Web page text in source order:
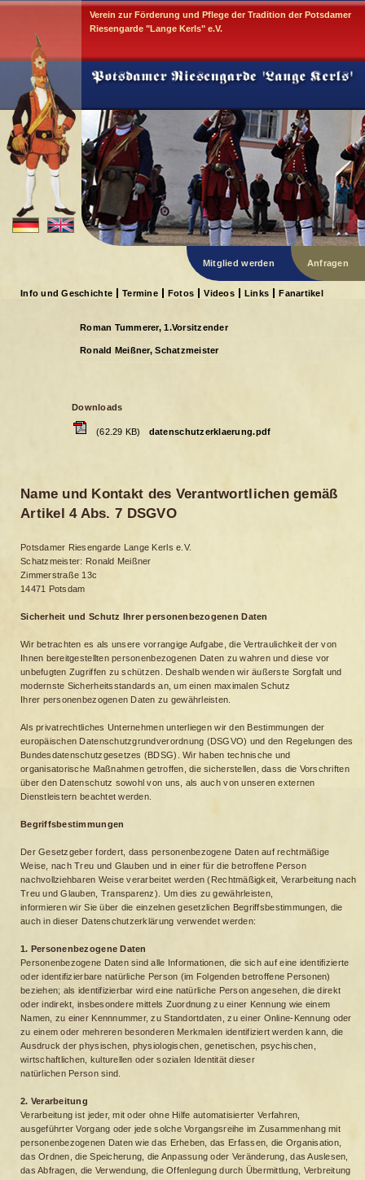
Verein zur Förderung und Pflege der Tradition der Potsdamer
Riesengarde "Lange Kerls" e.V.
Mitglied werden Anfragen
Info und Geschichte Termine Fotos Videos Links Fanartikel
Roman Tummerer, 1.Vorsitzender
Ronald Meißner, Schatzmeister
Downloads
(62.29 KB) datenschutzerklaerung.pdf
Name und Kontakt des Verantwortlichen gemäß
Artikel 4 Abs. 7 DSGVO
Potsdamer Riesengarde Lange Kerls e.V.
Schatzmeister: Ronald Meißner
Zimmerstraße 13c
14471 Potsdam
Sicherheit und Schutz Ihrer personenbezogenen Daten
Wir betrachten es als unsere vorrangige Aufgabe, die Vertraulichkeit der von
Ihnen bereitgestellten personenbezogenen Daten zu wahren und diese vor
unbefugten Zugriffen zu schützen. Deshalb wenden wir äußerste Sorgfalt und
modernste Sicherheitsstandards an, um einen maximalen Schutz
Ihrer personenbezogenen Daten zu gewährleisten.
Als privatrechtliches Unternehmen unterliegen wir den Bestimmungen der
europäischen Datenschutzgrundverordnung (DSGVO) und den Regelungen des
Bundesdatenschutzgesetzes (BDSG). Wir haben technische und
organisatorische Maßnahmen getroffen, die sicherstellen, dass die Vorschriften
über den Datenschutz sowohl von uns, als auch von unseren externen
Dienstleistern beachtet werden.
Begriffsbestimmungen
Der Gesetzgeber fordert, dass personenbezogene Daten auf rechtmäßige
Weise, nach Treu und Glauben und in einer für die betroffene Person
nachvollziehbaren Weise verarbeitet werden (Rechtmäßigkeit, Verarbeitung nach
Treu und Glauben, Transparenz). Um dies zu gewährleisten,
informieren wir Sie über die einzelnen gesetzlichen Begriffsbestimmungen, die
auch in dieser Datenschutzerklärung verwendet werden:
1. Personenbezogene Daten
Personenbezogene Daten sind alle Informationen, die sich auf eine identifizierte
oder identifizierbare natürliche Person (im Folgenden betroffene Personen)
beziehen; als identifizierbar wird eine natürliche Person angesehen, die direkt
oder indirekt, insbesondere mittels Zuordnung zu einer Kennung wie einem
Namen, zu einer Kennnummer, zu Standortdaten, zu einer Online-Kennung oder
zu einem oder mehreren besonderen Merkmalen identifiziert werden kann, die
Ausdruck der physischen, physiologischen, genetischen, psychischen,
wirtschaftlichen, kulturellen oder sozialen Identität dieser
natürlichen Person sind.
2. Verarbeitung
Verarbeitung ist jeder, mit oder ohne Hilfe automatisierter Verfahren,
ausgeführter Vorgang oder jede solche Vorgangsreihe im Zusammenhang mit
personenbezogenen Daten wie das Erheben, das Erfassen, die Organisation,
das Ordnen, die Speicherung, die Anpassung oder Veränderung, das Auslesen,
das Abfragen, die Verwendung, die Offenlegung durch Übermittlung, Verbreitung